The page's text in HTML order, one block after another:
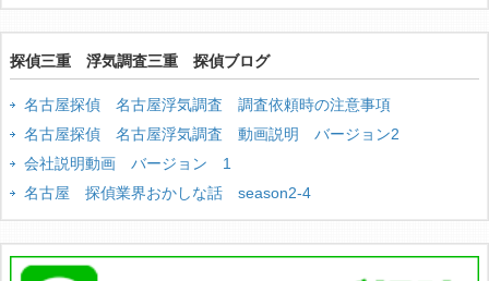
探偵三重 浮気調査三重 探偵ブログ
名古屋探偵 名古屋浮気調査 調査依頼時の注意事項
名古屋探偵 名古屋浮気調査 動画説明 バージョン2
会社説明動画 バージョン 1
名古屋 探偵業界おかしな話 season2-4